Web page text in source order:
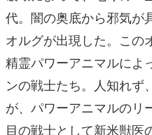
精霊パワーアニマルによ
ンの戦士たち。人知れ
が、パワーアニマルのリ
目の戦士として新米獣医
選んだことで、現代の「
正式に結成された。命あ